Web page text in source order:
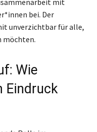
bei. Der
unverzichtbar für alle,
möchten.
Wie
Eindruck